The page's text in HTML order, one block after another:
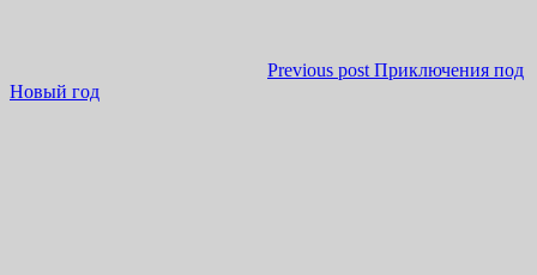
Previous post Приключения под
Новый год